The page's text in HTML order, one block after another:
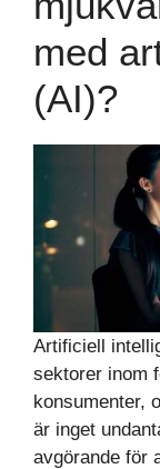
med
(AI)?
Artificiell
sektorer inom
konsumenter,
är inget
avgörande för